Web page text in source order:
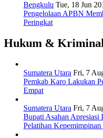
Bengkulu Tue, 18 Jun
Pengelolaan APBN
Peringkat
Hukum & Kriminal
Sumatera Utara Fri, 7
Pemkab Karo Lakukan
Empat
Sumatera Utara Fri, 7
Bupati Asahan Apresiasi
Pelatihan Kepemimpinan